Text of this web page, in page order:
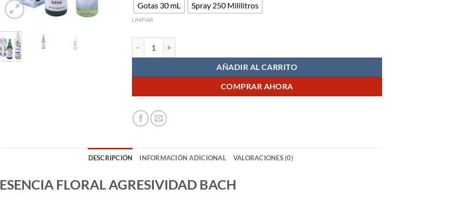
Gotas 30 mL Spray 250 Mililitros
LIMPIAR
AÑADIR AL CARRITO
COMPRAR AHORA
DESCRIPCIÓN INFORMACIÓN ADICIONAL VALORACIONES (0)
ESENCIA FLORAL AGRESIVIDAD BACH